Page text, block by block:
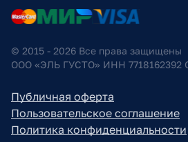
© 2015 - 2026 Все права защищены
ООО «ЭЛЬ ГУСТО» ИНН 7718162392
Публичная оферта
Пользовательское соглашение
Политика конфиденциальности